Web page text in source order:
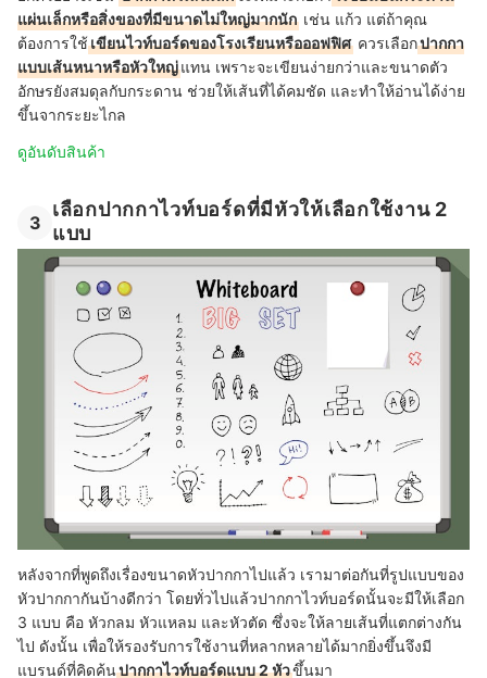
แผ่นเล็กหรือสิ่งของที่มีขนาดไม่ใหญ่มากนัก เช่น แก้ว แต่ถ้าคุณ
ต้องการใช้เขียนไวท์บอร์ดของโรงเรียนหรือออฟฟิศ ควรเลือกปากกา
แบบเส้นหนาหรือหัวใหญ่แทน เพราะจะเขียนง่ายกว่าและขนาดตัว
อักษรยังสมดุลกับกระดาน ช่วยให้เส้นที่ได้คมชัด และทำให้อ่านได้ง่าย
ขึ้นจากระยะไกล
ดูอันดับสินค้า
3
เลือกปากกาไวท์บอร์ดที่มีหัวให้เลือกใช้งาน 2
แบบ
หลังจากที่พูดถึงเรื่องขนาดหัวปากกาไปแล้ว เรามาต่อกันที่รูปแบบของ
หัวปากกากันบ้างดีกว่า โดยทั่วไปแล้วปากกาไวท์บอร์ดนั้นจะมีให้เลือก
3 แบบ คือ หัวกลม หัวแหลม และหัวตัด ซึ่งจะให้ลายเส้นที่แตกต่างกัน
ไป ดังนั้น เพื่อให้รองรับการใช้งานที่หลากหลายได้มากยิ่งขึ้นจึงมี
แบรนด์ที่คิดค้นปากกาไวท์บอร์ดแบบ 2 หัวขึ้นมา